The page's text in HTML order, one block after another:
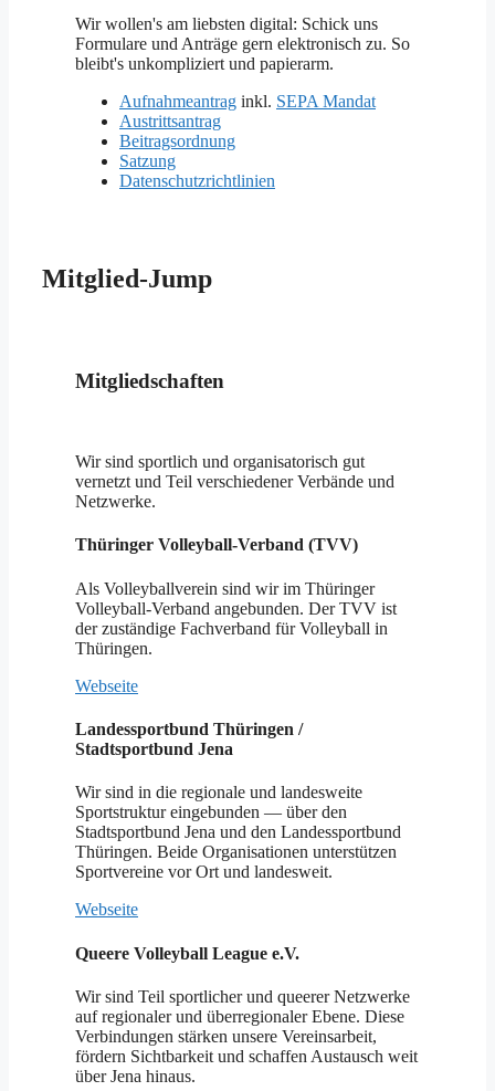
Wir wollen's am liebsten digital: Schick uns
Formulare und Anträge gern elektronisch zu. So
bleibt's unkompliziert und papierarm.
Aufnahmeantrag inkl. SEPA Mandat
Austrittsantrag
Beitragsordnung
Satzung
Datenschutzrichtlinien
Mitglied-Jump
Mitgliedschaften
Wir sind sportlich und organisatorisch gut
vernetzt und Teil verschiedener Verbände und
Netzwerke.
Thüringer Volleyball-Verband (TVV)
Als Volleyballverein sind wir im Thüringer
Volleyball-Verband angebunden. Der TVV ist
der zuständige Fachverband für Volleyball in
Thüringen.
Webseite
Landessportbund Thüringen /
Stadtsportbund Jena
Wir sind in die regionale und landesweite
Sportstruktur eingebunden — über den
Stadtsportbund Jena und den Landessportbund
Thüringen. Beide Organisationen unterstützen
Sportvereine vor Ort und landesweit.
Webseite
Queere Volleyball League e.V.
Wir sind Teil sportlicher und queerer Netzwerke
auf regionaler und überregionaler Ebene. Diese
Verbindungen stärken unsere Vereinsarbeit,
fördern Sichtbarkeit und schaffen Austausch weit
über Jena hinaus.